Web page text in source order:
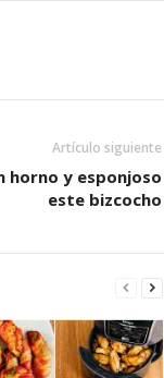
Artículo siguiente
horno y esponjoso
este bizcocho